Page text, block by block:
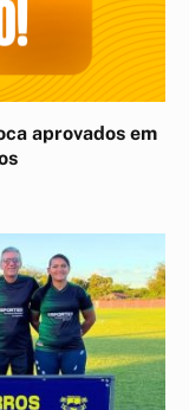
aprovados em